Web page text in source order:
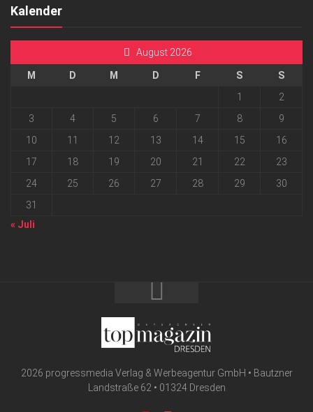
Kalender
August 2026
M D M D F S
S
1
2
3
4 5 6 7 8
9
10
11 12 13 14 15
16
17
18 19 20 21 22
23
24
25 26 27 28 29
30
31
« Juli
2026 progressmedia Verlag & Werbeagentur GmbH • Bautzner
Landstraße 62 • 01324 Dresden